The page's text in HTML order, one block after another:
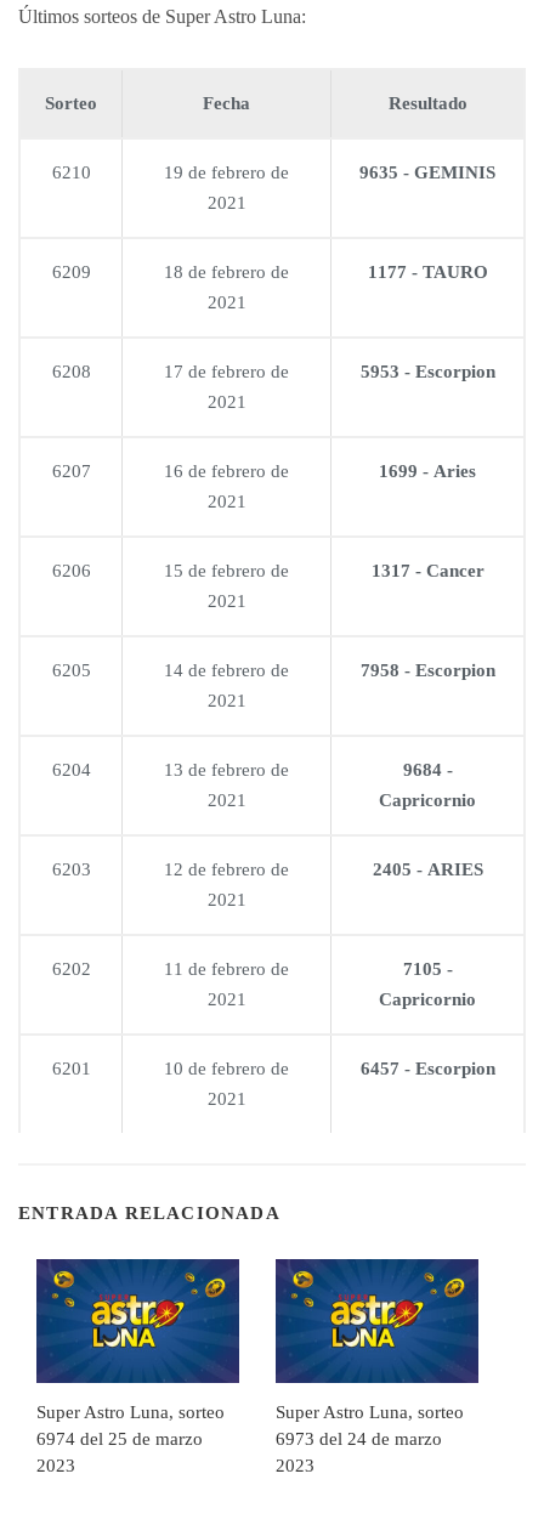
Últimos sorteos de Super Astro Luna:
Sorteo Fecha Resultado
6210
19 de febrero de
2021
9635 - GEMINIS
6209
18 de febrero de
2021
1177 - TAURO
6208
17 de febrero de
2021
5953 - Escorpion
6207
16 de febrero de
2021
1699 - Aries
6206
15 de febrero de
2021
1317 - Cancer
6205
14 de febrero de
2021
7958 - Escorpion
6204
13 de febrero de
2021
9684 -
Capricornio
6203
12 de febrero de
2021
2405 - ARIES
6202
11 de febrero de
2021
7105 -
Capricornio
6201
10 de febrero de
2021
6457 - Escorpion
ENTRADA RELACIONADA
Super Astro Luna, sorteo
6974 del 25 de marzo
2023
Super Astro Luna, sorteo
6973 del 24 de marzo
2023